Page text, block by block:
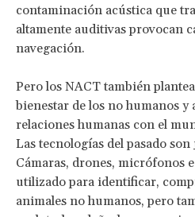
contaminación acústica que
altamente auditivas provocan
navegación.
Pero los NACT también
bienestar de los no humanos y
relaciones humanas con el
Las tecnologías del pasado son
Cámaras, drones, micrófonos
utilizado para identificar,
animales no humanos, pero